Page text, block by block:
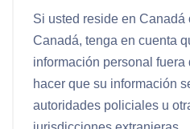
Si usted reside en Canadá
Canadá, tenga en cuenta
información personal
hacer que su información
autoridades policiales u